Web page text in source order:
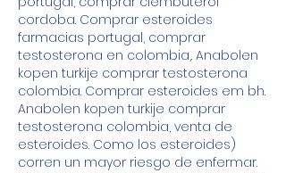
cordoba. Comprar esteroides
farmacias portugal, comprar
testosterona en colombia,. Anabolen
kopen turkije comprar testosterona
colombia. Comprar esteroides em bh.
Anabolen kopen turkije comprar
testosterona colombia, venta de
esteroides. Como los esteroides)
corren un mayor riesgo de enfermar.